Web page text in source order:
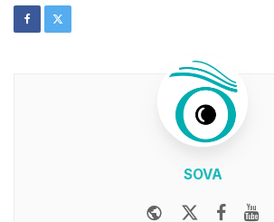
SOVA
WebsiteTwitter